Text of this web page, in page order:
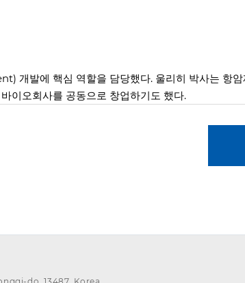
개발에 핵심 역할을 담당했다. 울리히 박사는 항암
이오회사를 공동으로 창업하기도 했다.